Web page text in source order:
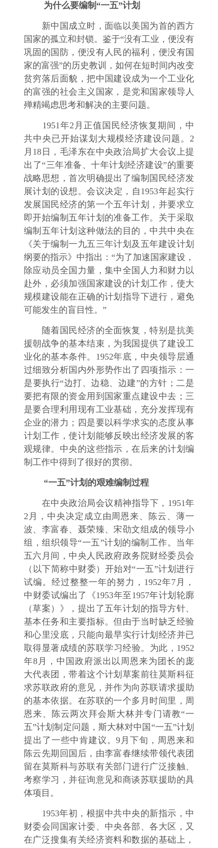
为什么要编制“一五”计划
新中国成立时，面临以美国为首的西方
国家的孤立和封锁。鉴于“没有工业，便没有
巩固的国防，便没有人民的福利，便没有国
家的富强”的历史教训，如何在短时间内改变
贫穷落后面貌，把中国建设成为一个工业化
的富强的社会主义国家，是党和国家领导人
殚精竭虑思考和解决的主要问题。
1951年2月正值国民经济恢复期间，中
共中央已开始谋划大规模经济建设问题。2
月18日，毛泽东在中央政治局扩大会议上提
出了“三年准备、十年计划经济建设”的重要
战略思想，首次明确提出了编制国民经济发
展计划的设想。会议决定，自1953年起实行
发展国民经济的第一个五年计划，并要求立
即开始编制五年计划的准备工作。关于采取
编制五年计划这种做法的目的，中共中央在
《关于编制一九五三年计划及五年建设计划
纲要的指示》中指出：“为了加速国家建设，
除应动员全国力量，集中全国人力和财力以
赴外，必须加强国家建设的计划工作，使大
规模建设能在正确的计划指导下进行，避免
可能发生的盲目性。”
随着国民经济的全面恢复，特别是抗美
援朝战争的基本结束，为我国提供了建设工
业化的基本条件。1952年底，中央领导层通
过细致分析国内外形势作出了四项指示：一
是要执行“边打、边稳、边建”的方针；二是
要把有限的资金用到国家重点建设中去；三
是要合理利用现有工业基础，充分发挥现有
企业的潜力；四是要以科学求实的态度从事
计划工作，使计划能够反映出经济发展的客
观规律。中央的这些指示，在后来的计划编
制工作中得到了很好的贯彻。
“一五”计划的艰难编制过程
在中央政治局会议精神指导下，1951年
2月，中央决定成立由周恩来、陈云、薄一
波、李富春、聂荣臻、宋劭文组成的领导小
组，组织领导“一五”计划的编制工作。当年
五六月间，中央人民政府政务院财经委员会
（以下简称中财委）开始对“一五”计划进行
试编。经过整整一年的努力，1952年7月，
中财委试编出了《1953年至1957年计划轮廓
（草案）》，提出了五年计划的指导方针、
基本任务和主要指标。但由于当时缺乏经验
和心里没底，只能向最早实行计划经济并已
取得显著成绩的苏联学习经验。为此，1952
年8月，中国政府派出以周恩来为团长的庞
大代表团，带着这个计划草案前往莫斯科征
求苏联政府的意见，并作为向苏联请求援助
的基本依据。在苏联的一个多月时间里，周
恩来、陈云两次拜会斯大林并专门请教“一
五”计划制定问题，斯大林对中国“一五”计划
提出了一些中肯建议。9月下旬，周恩来和
陈云先期回国后，由李富春继续带领代表团
留在莫斯科与苏联有关部门进行广泛接触、
考察学习，并征询意见和商谈苏联援助的具
体项目。
1953年初，根据中共中央的新指示，中
财委会同国家计委、中央各部、各大区，又
在广泛搜集有关经济资料和数据的基础上，